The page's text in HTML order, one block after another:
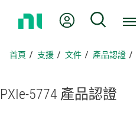
頁
我的帳號 搜尋
首頁 支援 文件 產品認證
PXIe-5774 產品認證